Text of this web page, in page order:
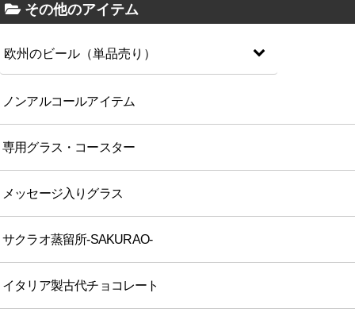
その他のアイテム
欧州のビール（単品売り）
ノンアルコールアイテム
専用グラス・コースター
メッセージ入りグラス
サクラオ蒸留所-SAKURAO-
イタリア製古代チョコレート